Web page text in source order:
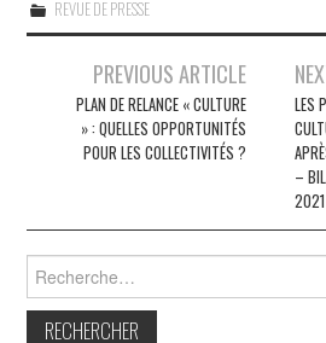
REVUE DE PRESSE
Navigation
articles
PREVIOUS ARTICLE
PLAN DE RELANCE « CULTURE
» : QUELLES OPPORTUNITÉS
POUR LES COLLECTIVITÉS ?
LES
–
2021